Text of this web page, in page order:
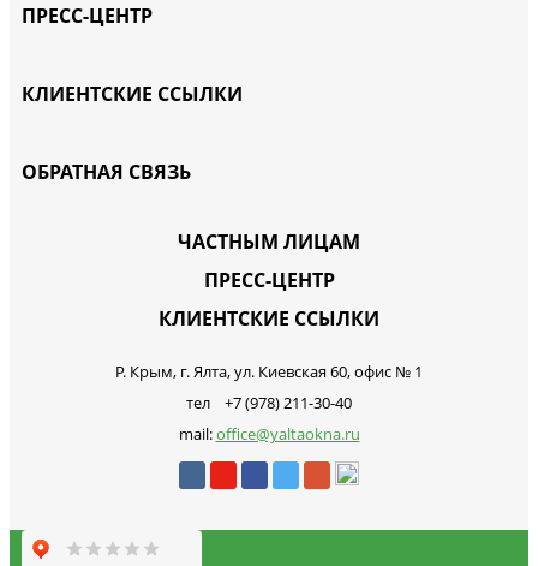
ПРЕСС-ЦЕНТР
КЛИЕНТСКИЕ ССЫЛКИ
ОБРАТНАЯ СВЯЗЬ
ЧАСТНЫМ ЛИЦАМ
ПРЕСС-ЦЕНТР
КЛИЕНТСКИЕ ССЫЛКИ
Р. Крым, г. Ялта, ул. Киевская 60, офис № 1
тел +7 (978) 211-30-40
mail:office@yaltaokna.ru